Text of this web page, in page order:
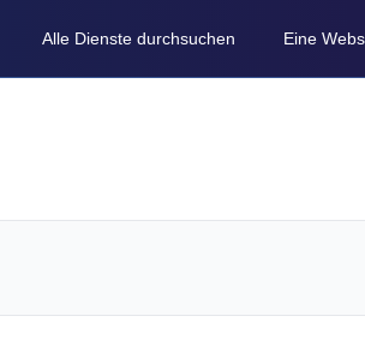
Alle Dienste durchsuchen Eine